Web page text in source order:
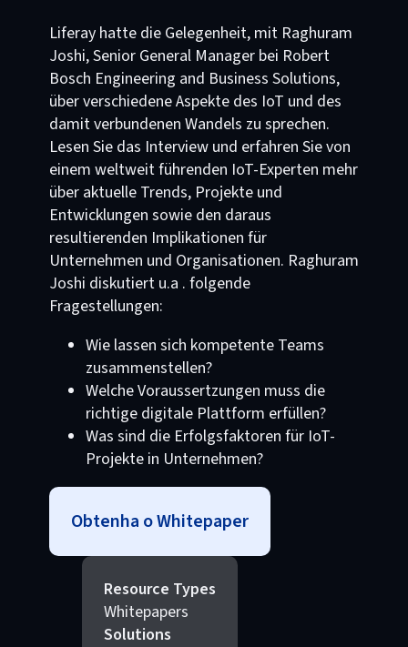
Liferay hatte die Gelegenheit, mit Raghuram
Joshi, Senior General Manager bei Robert
Bosch Engineering and Business Solutions,
über verschiedene Aspekte des IoT und des
damit verbundenen Wandels zu sprechen.
Lesen Sie das Interview und erfahren Sie von
einem weltweit führenden IoT-Experten mehr
über aktuelle Trends, Projekte und
Entwicklungen sowie den daraus
resultierenden Implikationen für
Unternehmen und Organisationen. Raghuram
Joshi diskutiert u.a . folgende
Fragestellungen:
Wie lassen sich kompetente Teams
zusammenstellen?
Welche Voraussertzungen muss die
richtige digitale Plattform erfüllen?
Was sind die Erfolgsfaktoren für IoT-
Projekte in Unternehmen?
Obtenha o Whitepaper
Resource Types
Whitepapers
Solutions